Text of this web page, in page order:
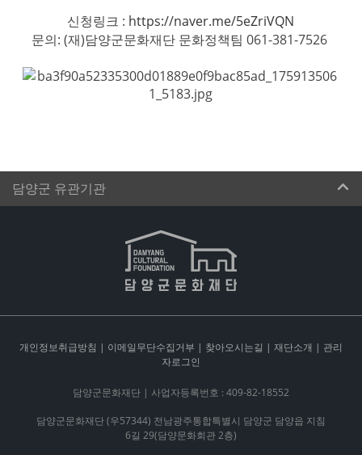
신청링크 : https://naver.me/5eZriVQN
문의: (재)담양군문화재단 문화정책팀 061-381-7526
담양군 유관기관
개인정보취급방침 | 이메일무단수집거부 | 찾아오시는길 | 재단소개 | 관리
자로그인
담양군문화재단 | 사업자등록번호 : 409-82-18552
담양군문화재단 (우57344) 전남광주통합특별시 담양군 담양읍 지침
6길 29(담양문화회관 2층)